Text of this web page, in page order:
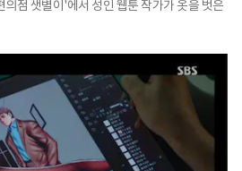
점 샛별이'에서 성인 웹툰 작가가 옷을 벗은